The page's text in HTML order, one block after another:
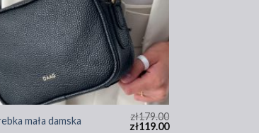
mała damska zł179.00
zł119.00